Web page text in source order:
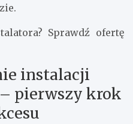
Sprawdź ofertę
instalacji
pierwszy krok